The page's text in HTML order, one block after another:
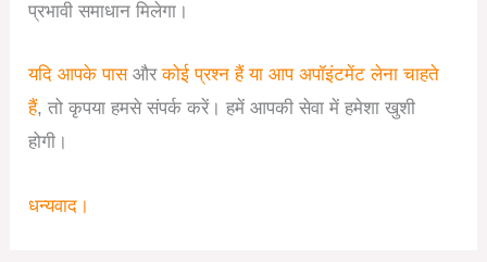
प्रभावी समाधान मिलेगा।
यदि आपके पासऔरकोई प्रश्न हैं या आप अपॉइंटमेंट लेना चाहते
हैं, तो कृपया हमसे संपर्क करें। हमें आपकी सेवा में हमेशा खुशी
होगी।
धन्यवाद।